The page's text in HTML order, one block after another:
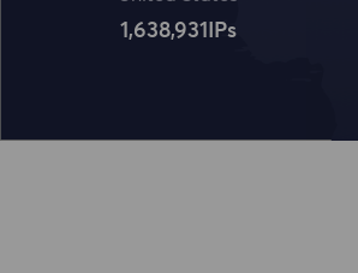
1,638,932 IPs